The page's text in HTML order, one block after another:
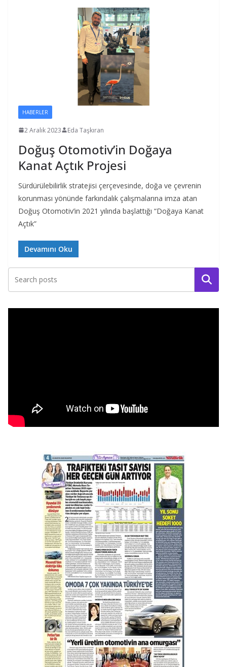
HABERLER
2 Aralık 2023 Eda Taşkıran
Doğuş Otomotiv’in Doğaya
Kanat Açtık Projesi
Sürdürülebilirlik stratejisi çerçevesinde, doğa ve çevrenin
korunması yönünde farkındalık çalışmalarına imza atan
Doğuş Otomotiv’in 2021 yılında başlattığı “Doğaya Kanat
Açtık”
Devamını Oku
Ara